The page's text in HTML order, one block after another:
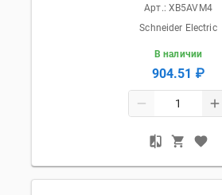
Арт.: XB5AVM4
Schneider Electric
В наличии
904.51 ₽